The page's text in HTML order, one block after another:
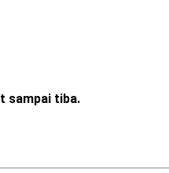
sampai tiba.